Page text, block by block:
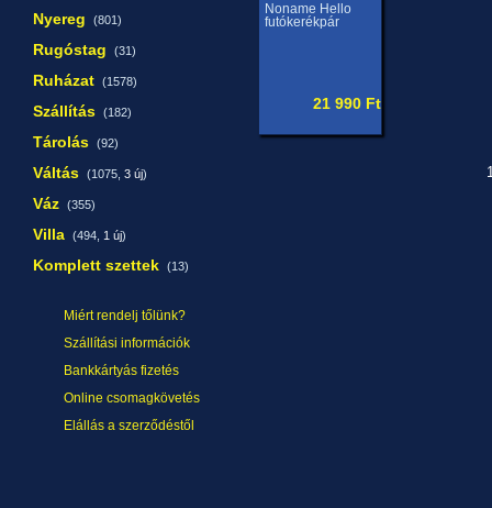
Nyereg (801)
Rugóstag (31)
Ruházat (1578)
Szállítás (182)
Tárolás (92)
Váltás (1075, 3 új)
Váz (355)
Villa (494, 1 új)
Komplett szettek (13)
Miért rendelj tőlünk?
Szállítási információk
Bankkártyás fizetés
Online csomagkövetés
Elállás a szerződéstől
Noname Hello
futókerékpár
21 990 Ft